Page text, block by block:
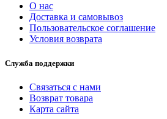
О нас
Доставка и самовывоз
Пользовательское соглашение
Условия возврата
Служба поддержки
Связаться с нами
Возврат товара
Карта сайта